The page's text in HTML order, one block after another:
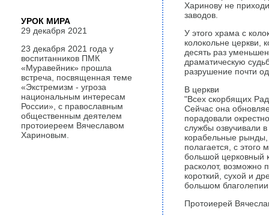
Харинову не
заводов.
У этого храма с
колокольне церкви,
десять раз
драматическую
разрушение почти
В церкви
"Всех скорбящих
Сейчас она
порадовали
службы озвучивали
корабельные
полагается, с
большой церковный
расколот, возможно
короткий, сухой и
большом
Протоиерей
УРОК МИРА
29 декабря 2021
23 декабря 2021 года у
воспитанников ПМК
«Муравейник» прошла
встреча, посвященная теме
«Экстремизм - угроза
национальным интересам
России», с православным
общественным деятелем
протоиереем Вячеславом
Хариновым.